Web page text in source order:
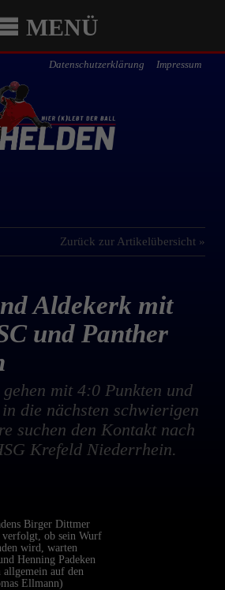
MENÜ
Datenschutzerklärung Impressum
Zurück zur Artikelübersicht »
Aldekerk mit
und Panther
gehen mit 4:0 Punkten und
die nächsten schwierigen
suchen den Kontakt nach
Krefeld Niederrhein.
Birger Dittmer
ob sein Wurf
wird, warten
Henning Padeken
allgemein auf den
Ellmann)